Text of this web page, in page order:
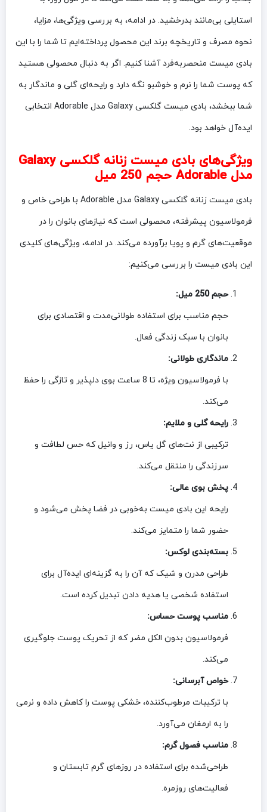
استایلی بی‌مانند بدرخشید. در ادامه، به بررسی ویژگی‌ها، مزایا،
نحوه مصرف و تاریخچه برند این محصول پرداخته‌ایم تا شما را با این
بادی میست منحصربه‌فرد آشنا کنیم. اگر به دنبال محصولی هستید
که پوست شما را نرم و خوشبو نگه دارد و رایحه‌ای گلی و ماندگار به
شما ببخشد، بادی میست گلکسی Galaxy مدل Adorable انتخابی
ایده‌آل خواهد بود.
ویژگی‌های بادی میست زنانه گلکسی Galaxy
مدل Adorable حجم 250 میل
بادی میست زنانه گلکسی Galaxy مدل Adorable با طراحی خاص و
فرمولاسیون پیشرفته، محصولی است که نیازهای بانوان را در
موقعیت‌های گرم و پویا برآورده می‌کند. در ادامه، ویژگی‌های کلیدی
این بادی میست را بررسی می‌کنیم:
حجم 250 میل:
حجم مناسب برای استفاده طولانی‌مدت و اقتصادی برای
بانوان با سبک زندگی فعال.
ماندگاری طولانی:
با فرمولاسیون ویژه، تا 8 ساعت بوی دلپذیر و تازگی را حفظ
می‌کند.
رایحه گلی و ملایم:
ترکیبی از نت‌های گل یاس، رز و وانیل که حس لطافت و
سرزندگی را منتقل می‌کند.
پخش بوی عالی:
رایحه این بادی میست به‌خوبی در فضا پخش می‌شود و
حضور شما را متمایز می‌کند.
بسته‌بندی لوکس:
طراحی مدرن و شیک که آن را به گزینه‌ای ایده‌آل برای
استفاده شخصی یا هدیه دادن تبدیل کرده است.
مناسب پوست حساس:
فرمولاسیون بدون الکل مضر که از تحریک پوست جلوگیری
می‌کند.
خواص آبرسانی:
با ترکیبات مرطوب‌کننده، خشکی پوست را کاهش داده و نرمی
را به ارمغان می‌آورد.
مناسب فصول گرم:
طراحی‌شده برای استفاده در روزهای گرم تابستان و
فعالیت‌های روزمره.